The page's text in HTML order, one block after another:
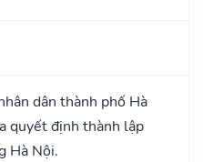
dân thành phố Hà
quyết định thành lập
Hà Nội.